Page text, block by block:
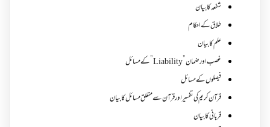
شفعہ کا بیان
طلاق کے احکام
علم کا بیان
غصب اورضمان”Liability” کے مسائل
فیصلوں کے مسائل
قرآن کریم کی تفسیر اور قرآن سے متعلق مسائل کا بیان
قربانی کا بیان